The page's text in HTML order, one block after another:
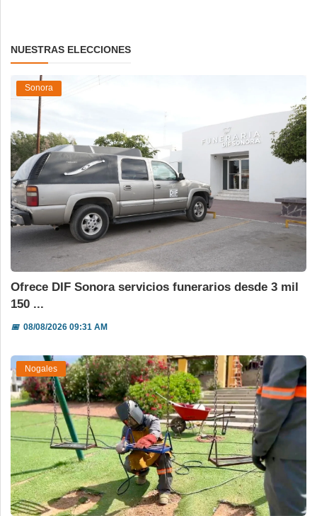
NUESTRAS ELECCIONES
Sonora
Ofrece DIF Sonora servicios funerarios desde 3 mil
150 ...
📅08/08/2026 09:31 AM
Nogales